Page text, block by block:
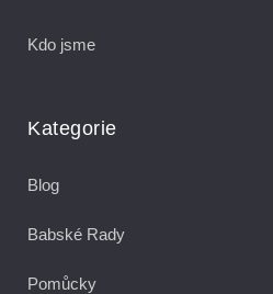
Kdo jsme
Kategorie
Blog
Babské Rady
Pomůcky